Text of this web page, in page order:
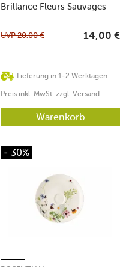
Brillance Fleurs Sauvages
Lieferung in 1-2 Werktagen
UVP20,00 € 14,00 €
Preis inkl. MwSt. zzgl. Versand
Warenkorb
- 30%